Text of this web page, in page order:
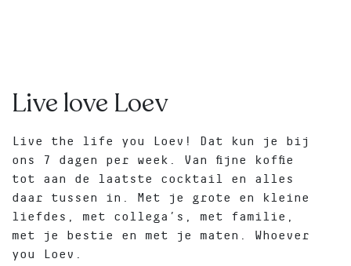
Live love Loev
Live the life you Loev! Dat kun je bij
ons 7 dagen per week. Van fijne koffie
tot aan de laatste cocktail en alles
daar tussen in. Met je grote en kleine
liefdes, met collega’s, met familie,
met je bestie en met je maten. Whoever
you Loev.